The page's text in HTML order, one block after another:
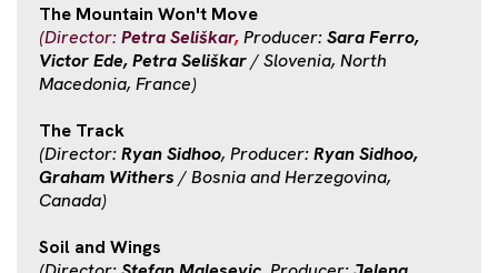
The Mountain Won't Move
(Director:Petra Seliškar,Producer:Sara Ferro,
Victor Ede, Petra Seliškar/ Slovenia, North
Macedonia, France)
The Track
(Director:Ryan Sidhoo, Producer:Ryan Sidhoo,
Graham Withers / Bosnia and Herzegovina,
Canada)
Soil and Wings